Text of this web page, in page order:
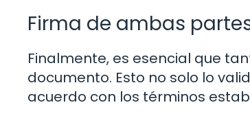
Firma de ambas
Finalmente, es esencial que
documento. Esto no solo lo
acuerdo con los términos